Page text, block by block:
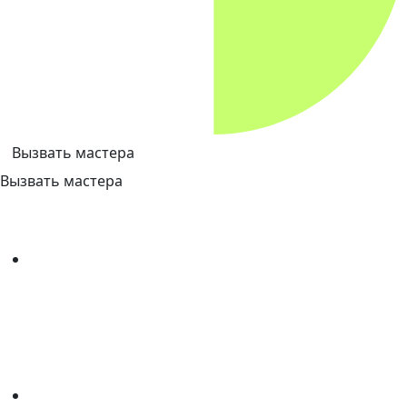
Вызвать мастера
Вызвать мастера